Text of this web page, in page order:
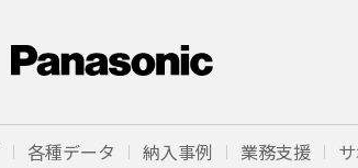
各種データ 納入事例 業務支援